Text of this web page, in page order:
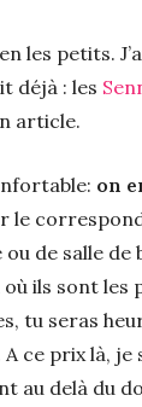
les petits.
déjà : les
article.
on
le
de salle de
où ils sont les
tu seras
ce prix là, je
au delà du